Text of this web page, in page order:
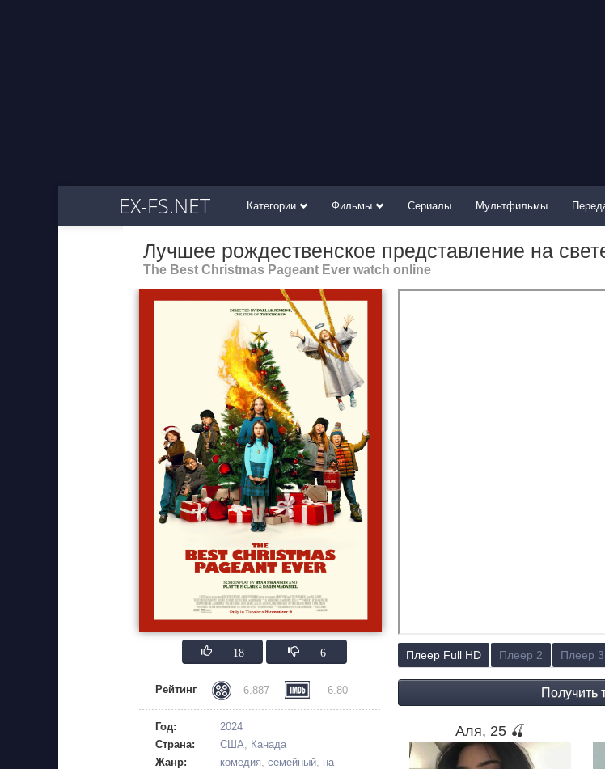
EX-FS.NET Категории Фильмы Сериалы Мультфильмы
Лучшее рождественское представление на
The Best Christmas Pageant Ever watch online
18 6
Рейтинг 6.887 6.80
Год:
2024
Страна:
США, Канада
Жанр:
комедия, семейный, на
Плеер Full HD Плеер 2 Плеер 3
Аля, 25 🍒